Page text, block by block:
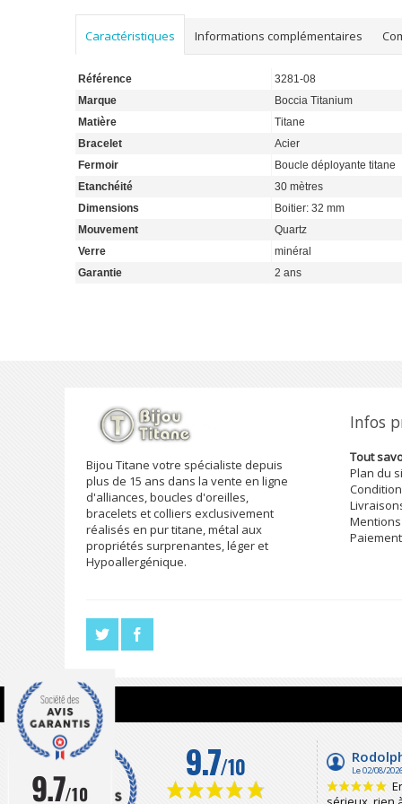
Caractéristiques Informations complémentaires
Référence
3281-08
Marque
Boccia Titanium
Matière
Titane
Bracelet
Acier
Fermoir
Boucle déployante titane
Etanchéité
30 mètres
Dimensions
Boitier: 32 mm
Mouvement
Quartz
Verre
minéral
Garantie
2 ans
Bijou Titane votre spécialiste depuis
plus de 15 ans dans la vente en ligne
d'alliances, boucles d'oreilles,
bracelets et colliers exclusivement
réalisés en pur titane, métal aux
propriétés surprenantes, léger et
Hypoallergénique.
Infos
Tout
Plan du
9.7/10